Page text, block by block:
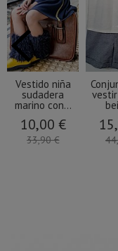
Vestido niña
sudadera
marino con...
10,00 €
33,90 €